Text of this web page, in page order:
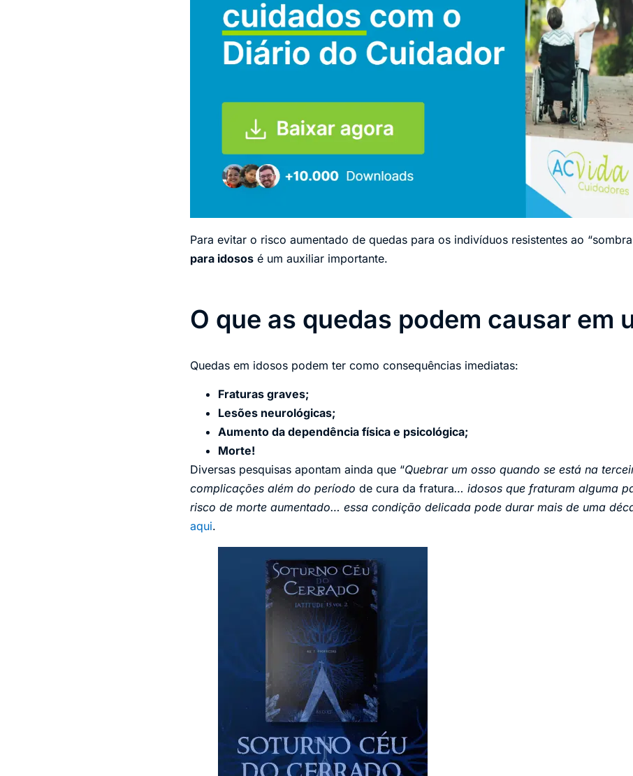
Para evitar o risco aumentado de quedas para os indivíduos resistentes ao
para idosos é um auxiliar importante.
O que as quedas podem causar em
Quedas em idosos podem ter como consequências imediatas:
Fraturas graves;
Lesões neurológicas;
Aumento da dependência física e psicológica;
Morte!
Diversas pesquisas apontam ainda que “Quebrar um osso quando se está na
complicações além do período de cura da fratura… idosos que fraturam alguma
risco de morte aumentado… essa condição delicada pode durar mais de uma
aqui.